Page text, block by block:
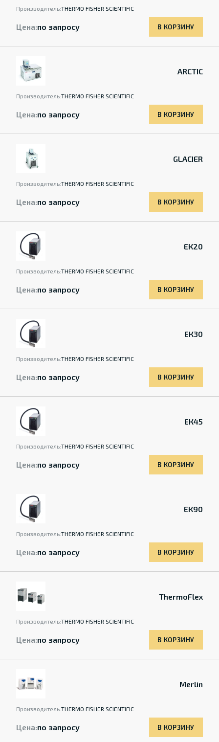
Производитель:THERMO FISHER SCIENTIFIC
Цена:по запросу В КОРЗИНУ
ARCTIC
Производитель:THERMO FISHER SCIENTIFIC
Цена:по запросу В КОРЗИНУ
GLACIER
Производитель:THERMO FISHER SCIENTIFIC
Цена:по запросу В КОРЗИНУ
ЕК20
Производитель:THERMO FISHER SCIENTIFIC
Цена:по запросу В КОРЗИНУ
ЕК30
Производитель:THERMO FISHER SCIENTIFIC
Цена:по запросу В КОРЗИНУ
ЕК45
Производитель:THERMO FISHER SCIENTIFIC
Цена:по запросу В КОРЗИНУ
ЕК90
Производитель:THERMO FISHER SCIENTIFIC
Цена:по запросу В КОРЗИНУ
ThermoFlex
Производитель:THERMO FISHER SCIENTIFIC
Цена:по запросу В КОРЗИНУ
Merlin
Производитель:THERMO FISHER SCIENTIFIC
Цена:по запросу В КОРЗИНУ